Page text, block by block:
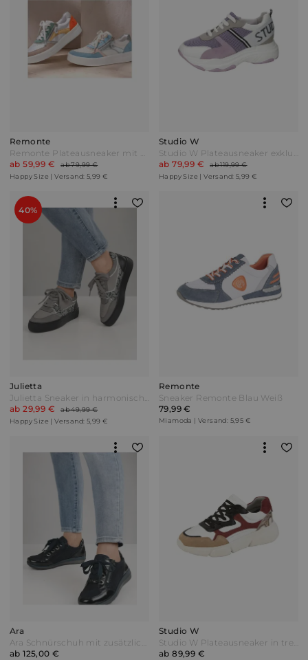
Remonte
Remonte Plateausneaker mit zusätzlichem Reißverschluss Weiß/Multicolor
ab 59,99 €
ab 79,99 €
Happy Size | Versand: 5,99 €
Studio W
Studio W Plateausneaker exklusiv und nur bei uns! Flieder/Weiß/Grau Lila
ab 79,99 €
ab 119,99 €
Happy Size | Versand: 5,99 €
40%
Julietta
Julietta Sneaker in harmonischer Farbkombination Grau Weiß
ab 29,99 €
ab 49,99 €
Happy Size | Versand: 5,99 €
Remonte
Sneaker Remonte Blau Weiß
79,99 €
Miamoda | Versand: 5,95 €
Ara
Ara Schnürschuh mit zusätzlichem Reißverschluss Marineblau
ab 125,00 €
Studio W
Studio W Plateausneaker in trendfarbiger Farbkombination Weiß
ab 89,99 €